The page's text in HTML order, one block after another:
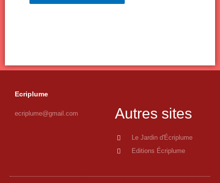
Ecriplume
ecriplume@gmail.com Autres sites
Le Jardin d'Écriplume
Editions Écriplume